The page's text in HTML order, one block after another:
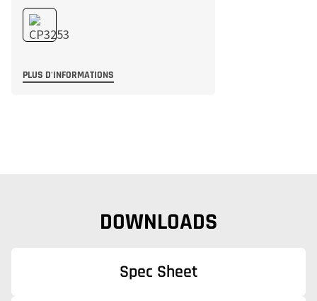
PLUS D'INFORMATIONS
DOWNLOADS
Spec Sheet